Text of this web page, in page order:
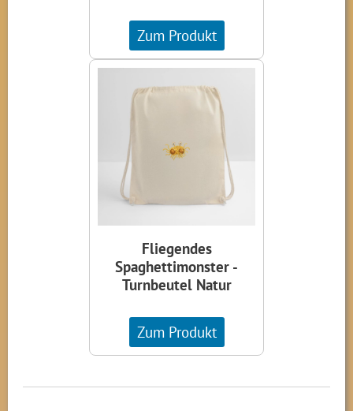
Zum Produkt
Fliegendes
Spaghettimonster -
Turnbeutel Natur
Zum Produkt